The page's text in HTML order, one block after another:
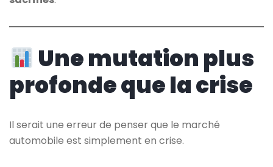
Une mutation plus
profonde que la crise
Il serait une erreur de penser que le marché
automobile est simplement en crise.